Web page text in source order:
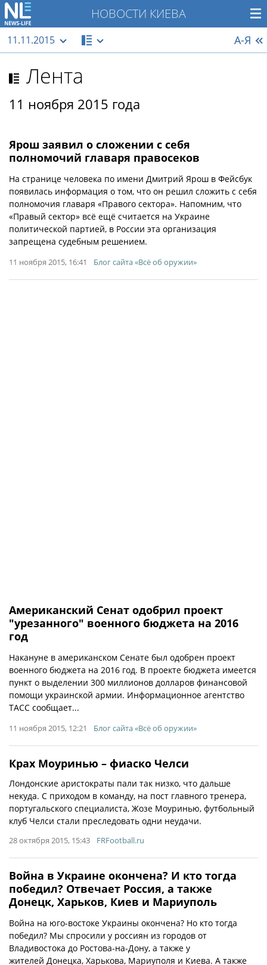
НОВОСТИ КИЕВА
11.11.2015 А-Я
Лента
11 ноября 2015 года
Ярош заявил о сложении с себя
полномочий главаря правосеков
На странице человека по имени Дмитрий Ярош в Фейсбук
появилась информация о том, что он решил сложить с себя
полномочия главаря «Правого сектора». Напомним, что
«Правый сектор» всё ещё считается на Украине
политической партией, в России эта организация
запрещена судебным решением.
11 ноября 2015, 16:41 Блог сайта «Всё об оружии»
Американский Сенат одобрил проект
"урезанного" военного бюджета на 2016
год
Накануне в американском Сенате был одобрен проект
военного бюджета на 2016 год. В проекте бюджета имеется
пункт о выделении 300 миллионов долларов финансовой
помощи украинской армии. Информационное агентство
ТАСС сообщает...
11 ноября 2015, 12:21 Блог сайта «Всё об оружии»
Крах Моуринью – фиаско Челси
Лондонские аристократы пали так низко, что дальше
некуда. С приходом в команду, на пост главного тренера,
португальского специалиста, Жозе Моуринью, футбольный
клуб Челси стали преследовать одни неудачи.
28 октября 2015, 15:43 FRFootball.ru
Война в Украине окончена? И кто тогда
победил? Отвечает Россия, а также
Донецк, Харьков, Киев и Мариуполь
Война на юго-востоке Украины окончена? Но кто тогда
победил? Мы спросили у россиян из городов от
Владивостока до Ростова-на-Дону, а также у
жителей Донецка, Харькова, Мариуполя и Киева. А также